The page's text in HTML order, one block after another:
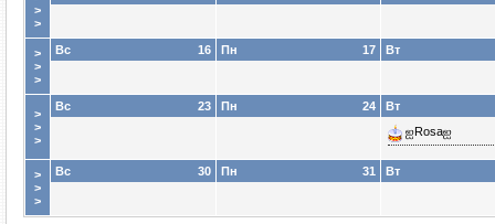
>
>
>
>
>
16
Вс 17
Пн Вт
>
>
>
23
Вс 24
Пн
Вт
ஐRosaஐ
>
>
>
30
Вс 31
Пн Вт